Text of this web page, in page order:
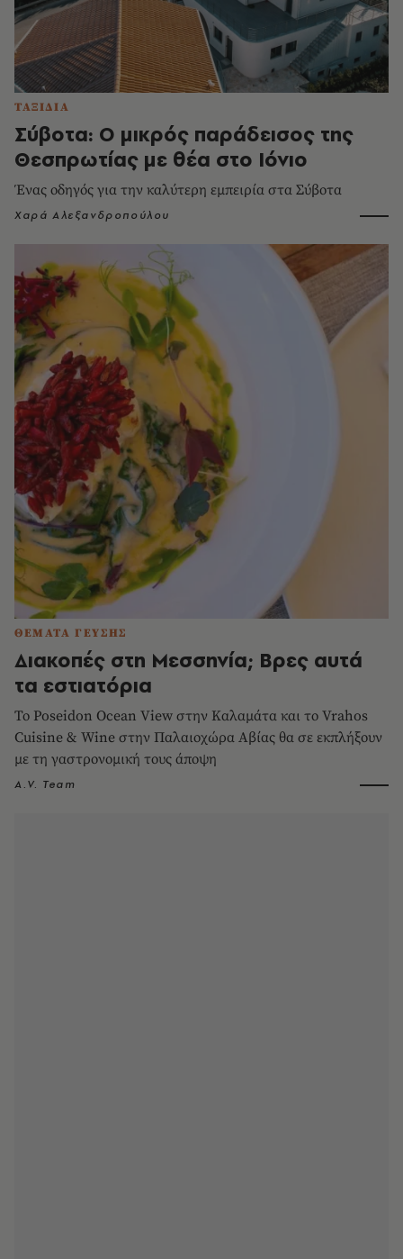
ΤΑΞΙΔΙΑ
Σύβοτα: Ο μικρός παράδεισος της
Θεσπρωτίας με θέα στο Ιόνιο
Ένας οδηγός για την καλύτερη εμπειρία στα Σύβοτα
Χαρά Αλεξανδροπούλου
ΘΕΜΑΤΑ ΓΕΥΣΗΣ
Διακοπές στη Μεσσηνία; Βρες αυτά
τα εστιατόρια
Το Poseidon Ocean View στην Καλαμάτα και το Vrahos
Cuisine & Wine στην Παλαιοχώρα Αβίας θα σε εκπλήξουν
με τη γαστρονομική τους άποψη
A.V. Team